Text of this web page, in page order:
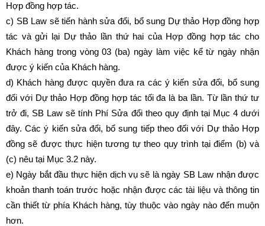
Hợp đồng hợp tác.
c) SB Law sẽ tiến hành sửa đổi, bổ sung Dự thảo Hợp đồng hợp
tác và gửi lại Dự thảo lần thứ hai của Hợp đồng hợp tác cho
Khách hàng trong vòng 03 (ba) ngày làm việc kể từ ngày nhận
được ý kiến của Khách hàng.
d) Khách hàng được quyền đưa ra các ý kiến sửa đổi, bổ sung
đối với Dự thảo Hợp đồng hợp tác tối đa là ba lần. Từ lần thứ tư
trở đi, SB Law sẽ tính Phí Sửa đổi theo quy định tại Mục 4 dưới
đây. Các ý kiến sửa đổi, bổ sung tiếp theo đối với Dự thảo Hợp
đồng sẽ được thực hiện tương tự theo quy trình tại điểm (b) và
(c) nêu tại Mục 3.2 này.
e) Ngày bắt đầu thực hiện dịch vụ sẽ là ngày SB Law nhận được
khoản thanh toán trước hoặc nhận được các tài liệu và thông tin
cần thiết từ phía Khách hàng, tùy thuộc vào ngày nào đến muộn
hơn.